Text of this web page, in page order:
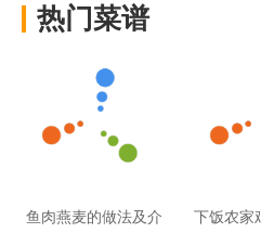
热门菜谱
鱼肉燕麦的做法及介 下饭农家